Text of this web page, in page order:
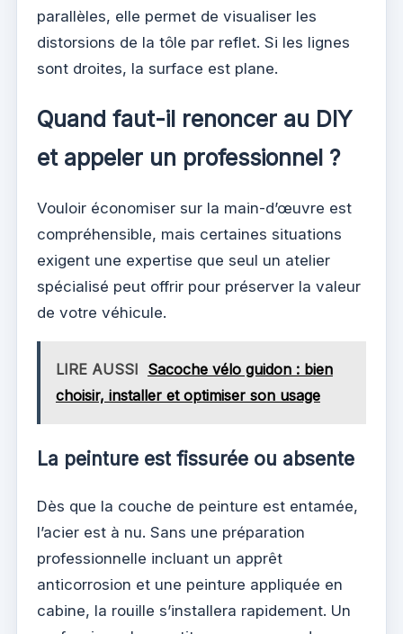
parallèles, elle permet de visualiser les
distorsions de la tôle par reflet. Si les lignes
sont droites, la surface est plane.
Quand faut-il renoncer au DIY
et appeler un professionnel ?
Vouloir économiser sur la main-d’œuvre est
compréhensible, mais certaines situations
exigent une expertise que seul un atelier
spécialisé peut offrir pour préserver la valeur
de votre véhicule.
LIRE AUSSI Sacoche vélo guidon : bien
choisir, installer et optimiser son usage
La peinture est fissurée ou absente
Dès que la couche de peinture est entamée,
l’acier est à nu. Sans une préparation
professionnelle incluant un apprêt
anticorrosion et une peinture appliquée en
cabine, la rouille s’installera rapidement. Un